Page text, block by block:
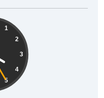
1
2
3
4
5